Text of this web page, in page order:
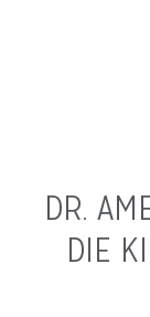
DR.
DIE